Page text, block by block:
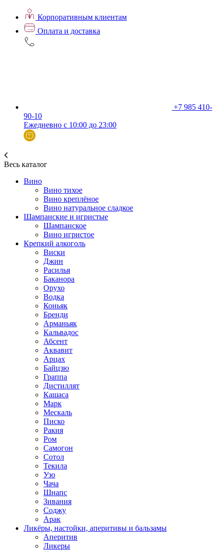
Корпоративным клиентам
Оплата и доставка
+7 985 410-
90-10
Ежедневно с 10:00 до 23:00
Весь каталог
Вино
Вино тихое
Вино креплёное
Вино натуральное сладкое
Шампанские и игристые
Шампанское
Вино игристое
Крепкий алкоголь
Виски
Джин
Расилья
Баканора
Орухо
Водка
Коньяк
Бренди
Арманьяк
Кальвадос
Абсент
Аквавит
Арцах
Байцзю
Граппа
Дистиллят
Кашаса
Марк
Мескаль
Писко
Ракия
Ром
Самогон
Сотол
Текила
Узо
Чача
Шнапс
Зивания
Соджу
Арак
Ликёры, настойки, аперитивы и бальзамы
Аперитив
Ликеры